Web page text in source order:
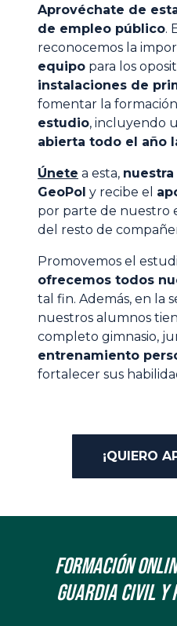
Aprovéchate de
de empleo público.
reconocemos la
equipo para los
instalaciones de
fomentar la
estudio, incluyendo
abierta todo el año
Únete a esta,
GeoPol y recibe el
por parte de nuestro
del resto de
Promovemos el
ofrecemos todos
tal fin. Además, en la
nuestros alumnos
completo gimnasio,
entrenamiento
fortalecer sus
¡QUIERO
Formación
Guardia Civil y